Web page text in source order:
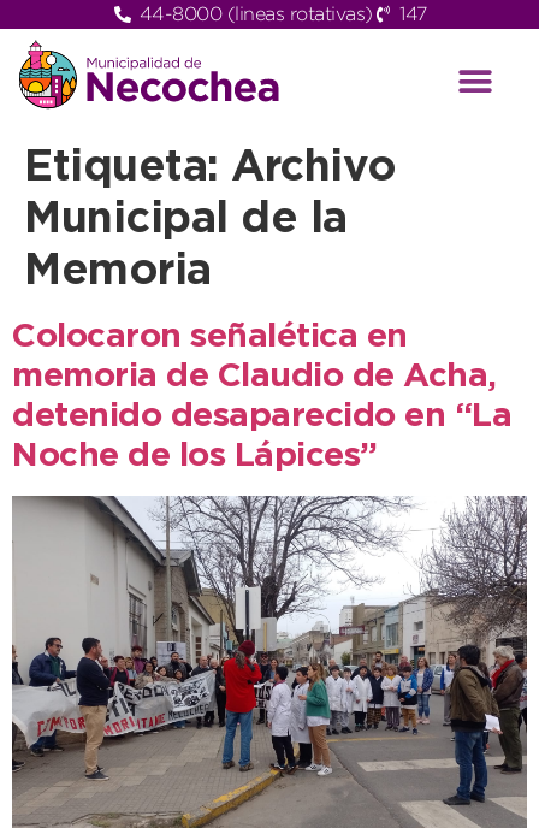
44-8000 (lineas rotativas) 147
Etiqueta: Archivo
Municipal de la
Memoria
Colocaron señalética en
memoria de Claudio de Acha,
detenido desaparecido en “La
Noche de los Lápices”